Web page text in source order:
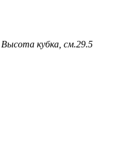
Высота кубка, см.29.5